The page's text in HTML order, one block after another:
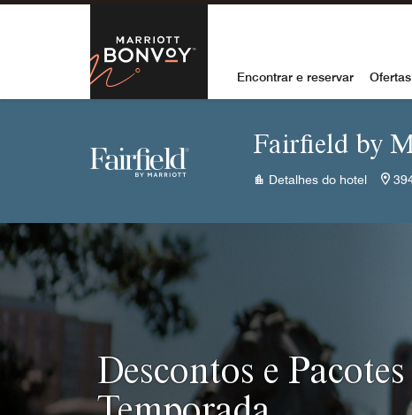
Skip to Content
MarriottEncontrar e reservar
Fairfield by
Detalhes do hotel
Descontos e